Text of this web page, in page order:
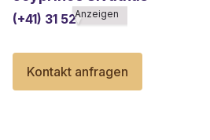
(+41) 31 528******
Anzeigen
Kontakt anfragen